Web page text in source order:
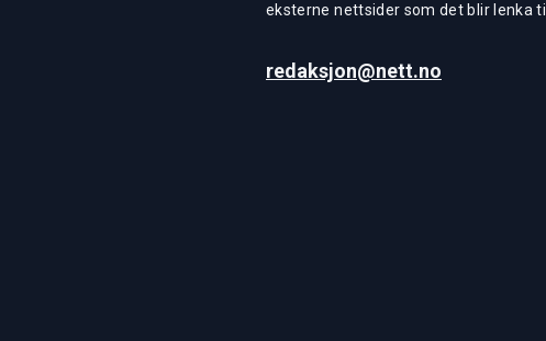
eksterne nettsider som det blir lenka til.
redaksjon@nett.no